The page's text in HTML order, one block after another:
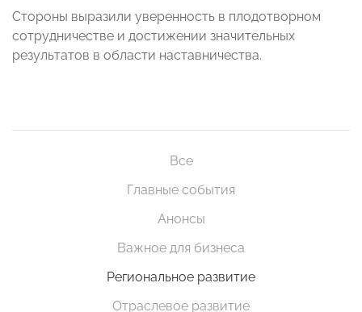
Стороны выразили уверенность в плодотворном
сотрудничестве и достижении значительных
результатов в области наставничества.
Все
Главные события
Анонсы
Важное для бизнеса
Региональное развитие
Отраслевое развитие